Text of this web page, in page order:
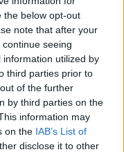
the below opt-out
note that after your
seeing
utilized by
third parties prior to
of the further
by third parties on the
information may
on the IAB’s List of
disclose it to other